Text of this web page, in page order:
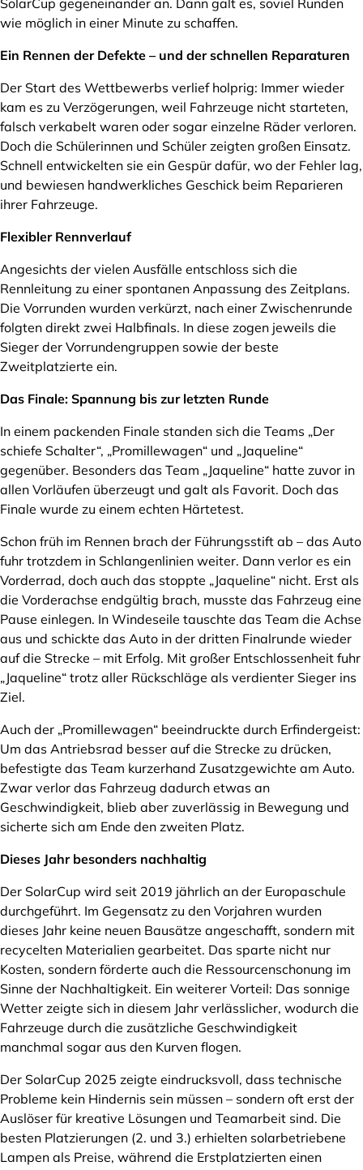
SolarCup gegeneinander an. Dann galt es, soviel Runden
wie möglich in einer Minute zu schaffen.
Ein Rennen der Defekte – und der schnellen Reparaturen
Der Start des Wettbewerbs verlief holprig: Immer wieder
kam es zu Verzögerungen, weil Fahrzeuge nicht starteten,
falsch verkabelt waren oder sogar einzelne Räder verloren.
Doch die Schülerinnen und Schüler zeigten großen Einsatz.
Schnell entwickelten sie ein Gespür dafür, wo der Fehler lag,
und bewiesen handwerkliches Geschick beim Reparieren
ihrer Fahrzeuge.
Flexibler Rennverlauf
Angesichts der vielen Ausfälle entschloss sich die
Rennleitung zu einer spontanen Anpassung des Zeitplans.
Die Vorrunden wurden verkürzt, nach einer Zwischenrunde
folgten direkt zwei Halbfinals. In diese zogen jeweils die
Sieger der Vorrundengruppen sowie der beste
Zweitplatzierte ein.
Das Finale: Spannung bis zur letzten Runde
In einem packenden Finale standen sich die Teams „Der
schiefe Schalter“, „Promillewagen“ und „Jaqueline“
gegenüber. Besonders das Team „Jaqueline“ hatte zuvor in
allen Vorläufen überzeugt und galt als Favorit. Doch das
Finale wurde zu einem echten Härtetest.
Schon früh im Rennen brach der Führungsstift ab – das Auto
fuhr trotzdem in Schlangenlinien weiter. Dann verlor es ein
Vorderrad, doch auch das stoppte „Jaqueline“ nicht. Erst als
die Vorderachse endgültig brach, musste das Fahrzeug eine
Pause einlegen. In Windeseile tauschte das Team die Achse
aus und schickte das Auto in der dritten Finalrunde wieder
auf die Strecke – mit Erfolg. Mit großer Entschlossenheit fuhr
„Jaqueline“ trotz aller Rückschläge als verdienter Sieger ins
Ziel.
Auch der „Promillewagen“ beeindruckte durch Erfindergeist:
Um das Antriebsrad besser auf die Strecke zu drücken,
befestigte das Team kurzerhand Zusatzgewichte am Auto.
Zwar verlor das Fahrzeug dadurch etwas an
Geschwindigkeit, blieb aber zuverlässig in Bewegung und
sicherte sich am Ende den zweiten Platz.
Dieses Jahr besonders nachhaltig
Der SolarCup wird seit 2019 jährlich an der Europaschule
durchgeführt. Im Gegensatz zu den Vorjahren wurden
dieses Jahr keine neuen Bausätze angeschafft, sondern mit
recycelten Materialien gearbeitet. Das sparte nicht nur
Kosten, sondern förderte auch die Ressourcenschonung im
Sinne der Nachhaltigkeit. Ein weiterer Vorteil: Das sonnige
Wetter zeigte sich in diesem Jahr verlässlicher, wodurch die
Fahrzeuge durch die zusätzliche Geschwindigkeit
manchmal sogar aus den Kurven flogen.
Der SolarCup 2025 zeigte eindrucksvoll, dass technische
Probleme kein Hindernis sein müssen – sondern oft erst der
Auslöser für kreative Lösungen und Teamarbeit sind. Die
besten Platzierungen (2. und 3.) erhielten solarbetriebene
Lampen als Preise, während die Erstplatzierten einen